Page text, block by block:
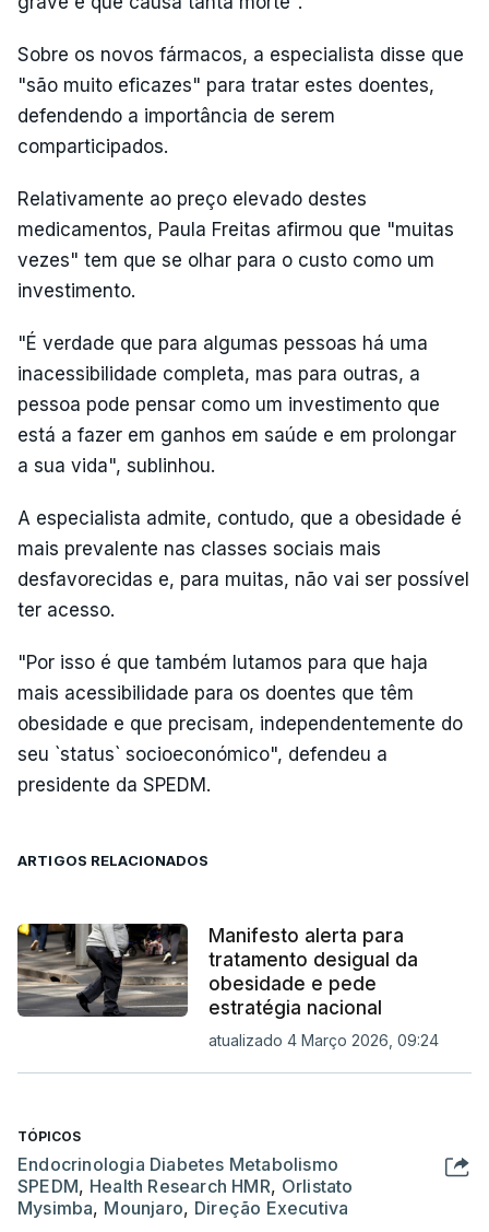
Sobre os novos fármacos, a especialista disse que
"são muito eficazes" para tratar estes doentes,
defendendo a importância de serem
comparticipados.
Relativamente ao preço elevado destes
medicamentos, Paula Freitas afirmou que "muitas
vezes" tem que se olhar para o custo como um
investimento.
"É verdade que para algumas pessoas há uma
inacessibilidade completa, mas para outras, a
pessoa pode pensar como um investimento que
está a fazer em ganhos em saúde e em prolongar
a sua vida", sublinhou.
A especialista admite, contudo, que a obesidade é
mais prevalente nas classes sociais mais
desfavorecidas e, para muitas, não vai ser possível
ter acesso.
"Por isso é que também lutamos para que haja
mais acessibilidade para os doentes que têm
obesidade e que precisam, independentemente do
seu `status` socioeconómico", defendeu a
presidente da SPEDM.
ARTIGOS RELACIONADOS
Manifesto alerta para
tratamento desigual da
obesidade e pede
estratégia nacional
atualizado 4 Março 2026, 09:24
TÓPICOS
Endocrinologia Diabetes Metabolismo
SPEDM, Health Research HMR, Orlistato
Mysimba, Mounjaro, Direção Executiva